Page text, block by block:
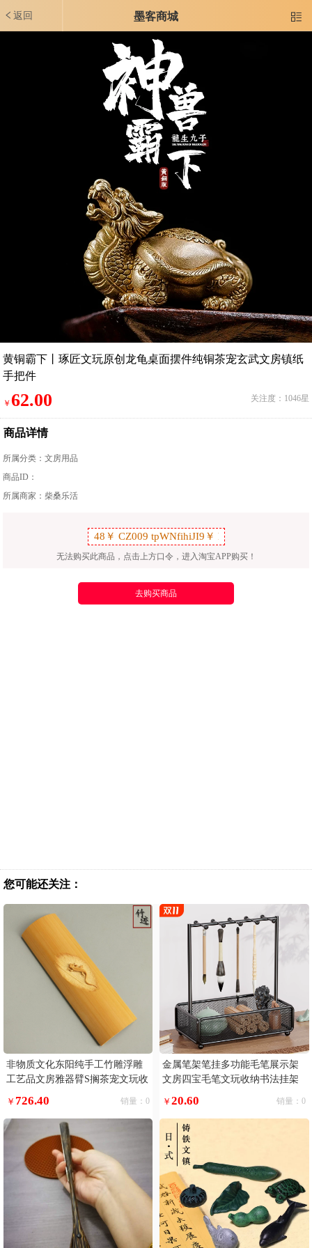
返回 墨客商城 
黄铜霸下丨琢匠文玩原创龙龟桌面摆件纯铜茶宠玄武文房镇纸
手把件
￥ 62.00 关注度：1046星
商品详情
所属分类：文房用品
商品ID：
所属商家：柴桑乐活
无法购买此商品，点击上方口令，进入淘宝APP购买！
去购买商品
您可能还关注：
非物质文化东阳纯手工竹雕浮雕
工艺品文房雅器臂S搁茶宠文玩收
￥ 726.40 销量：0
金属笔架笔挂多功能毛笔展示架
文房四宝毛笔文玩收纳书法挂架
挂笔高档架子摆件
￥20.60 销量：0